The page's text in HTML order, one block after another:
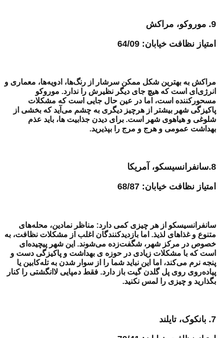
9. موروکو، مراکش
امتیاز نظافت خیابان: 64/09
مراکش به بهترین شکل ممکن سرشار از رنگ‌ها، ادویه‌ها، معماری و
انرژی‌ای است که هیچ جای دیگر نظیرش را ندارد. موروکو
مسحورکننده است، اما در عین حال جایی است که مشکلات
پاکیزگی شهر بیشتر از هرچیز دیگری به چشم می‌آید که بخشی از
شلوغی و هیاهوی شهر است. برای دیدن جذابیت ها، باید عذم
بهداشت عمومی و هرج و مرج را بپذیرید.
8.سانفرانسیسکو، آمریکا
امتیاز نظافت خیابان: 68/87
سانفرانسیسکو از هر چیزی کمی دارد: مناظر نمادین، محله‌های
متنوع و غذاهای لذیذ. اما بازدیدکنندگان اغلب از مشکلات نظافت، به
خصوص در مرکز شهر، شگفت‌زده می‌شوند. این شهر پیچیده‌ای
است که با مشکلات زیادی در حوزه ی بهداشت و پاکیزگی دست و
پنجه نرم می‌کند، اما این نباید شما را از سوار شدن به تله‌کابین یا
پیاده‌روی روی پل گلدن گیت باز دارد. فقط دمپایی لاانگشتی را کنار
بگذارید و چیزی را لمس نکنید.
7. بانکوک، تایلند